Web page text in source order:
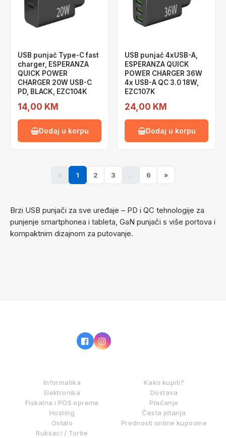
USB punjač Type-C fast
charger, ESPERANZA
QUICK POWER
CHARGER 20W USB-C
PD, BLACK, EZC104K
14,00 KM
Dodaj u korpu
USB punjač 4xUSB-A,
ESPERANZA QUICK
POWER CHARGER 36W
4x USB-A QC 3.0 18W,
EZC107K
24,00 KM
Dodaj u korpu
« 1 2 3 … 6 »
Brzi USB punjači za sve uređaje – PD i QC tehnologije za
punjenje smartphonea i tableta, GaN punjači s više portova i
kompaktnim dizajnom za putovanje.
Informatika
Elektronika
Fiskalna i POS oprema
Hosting
Ostalo
Ruksaci / Torbe
Kako kupiti?
Dostava
Plaćanje
Česta pitanja
Prednosti online kupovine